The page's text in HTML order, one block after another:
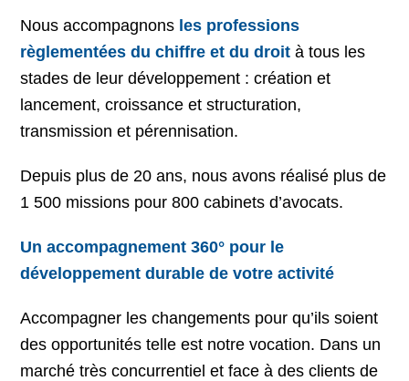
Nous accompagnons les professions
règlementées du chiffre et du droità tous les
stades de leur développement : création et
lancement, croissance et structuration,
transmission et pérennisation.
Depuis plus de 20 ans, nous avons réalisé plus de
1 500 missions pour 800 cabinets d’avocats.
Un accompagnement 360° pour le
développement durable de votre activité
Accompagner les changements pour qu’ils soient
des opportunités telle est notre vocation. Dans un
marché très concurrentiel et face à des clients de